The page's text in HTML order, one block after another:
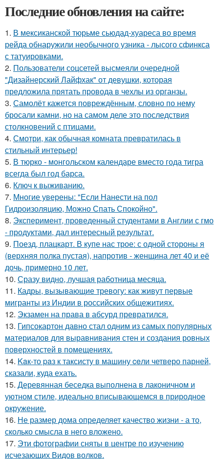
Последние обновления на сайте:
1. В мексиканской тюрьме сьюдад-хуареса во время
рейда обнаружили необычного узника - лысого сфинкса
с татуировками.
2. Пользователи соцсетей высмеяли очередной
"Дизайнерский Лайфхак" от девушки, которая
предложила прятать провода в чехлы из органзы.
3. Самолёт кажется повреждённым, словно по нему
бросали камни, но на самом деле это последствия
столкновений с птицами.
4. Смотри, как обычная комната превратилась в
стильный интерьер!
5. В тюрко - монгольском календаре вместо года тигра
всегда был год барса.
6. Ключ к выживанию.
7. Многие уверены: "Если Нанести на пол
Гидроизоляцию, Можно Спать Спокойно".
8. Эксперимент, проведенный студентами в Англии с гмо
- продуктами, дал интересный результат.
9. Поезд, плацкарт. В купе нас трое: с одной стороны я
(верхняя полка пустая), напротив - женщина лет 40 и её
дочь, примерно 10 лет.
10. Сразу видно, лучшая работница месяца.
11. Кадры, вызывающие тревогу: как живут первые
мигранты из Индии в российских общежитиях.
12. Экзамен на права в абсурд превратился.
13. Гипсокартон давно стал одним из самых популярных
материалов для выравнивания стен и создания ровных
поверхностей в помещениях.
14. Kaк-то paз к таксисту в машину ceли четверо парней,
сказали, куда ехать.
15. Деревянная беседка выполнена в лаконичном и
уютном стиле, идеально вписывающемся в природное
окружение.
16. Не размер дома определяет качество жизни - а то,
сколько смысла в него вложено.
17. Эти фотографии сняты в центре по изучению
исчезающих Видов волков.